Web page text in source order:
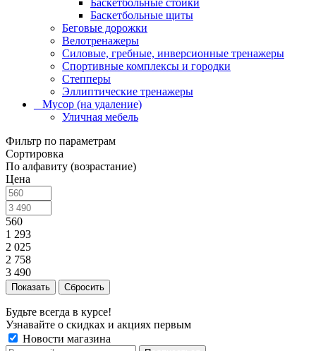
Баскетбольные стойки
Баскетбольные щиты
Беговые дорожки
Велотренажеры
Силовые, гребные, инверсионные тренажеры
Спортивные комплексы и городки
Степперы
Эллиптические тренажеры
_ Мусор (на удаление)
Уличная мебель
Фильтр по параметрам
Сортировка
По алфавиту (возрастание)
Цена
560
1 293
2 025
2 758
3 490
Сбросить
Будьте всегда в курсе!
Узнавайте о скидках и акциях первым
Новости магазина